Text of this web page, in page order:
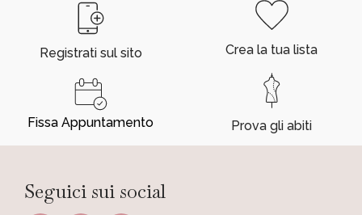
Registrati sul sito
Fissa Appuntamento
Crea la tua lista
Prova gli abiti
Seguici sui social